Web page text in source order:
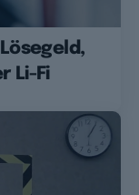
Li-Fi